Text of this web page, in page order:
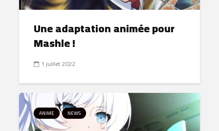
Une adaptation animée pour
Mashle !
1 juillet 2022
ANIME NEWS